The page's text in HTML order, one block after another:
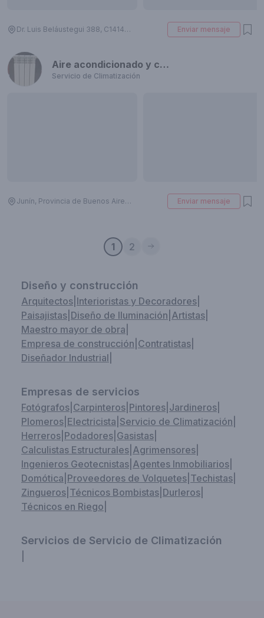
Dr. Luis Beláustegui 388, C1414 Villa Crespo, Cdad. Autónoma de Buenos Aires, Argentina Enviar mensaje
Aire acondicionado y calefacción
Servicio de Climatización
Junín, Provincia de Buenos Aires, Argentina Enviar mensaje
1 2
Diseño y construcción
Arquitectos Interioristas y Decoradores
Paisajistas Diseño de Iluminación Artistas
Maestro mayor de obra
Empresa de construcción Contratistas
Diseñador Industrial
Empresas de servicios
Fotógrafos Carpinteros Pintores Jardineros
Plomeros Electricista Servicio de Climatización
Herreros Podadores Gasistas
Calculistas Estructurales Agrimensores
Ingenieros Geotecnistas Agentes Inmobiliarios
Domótica Proveedores de Volquetes Techistas
Zingueros Técnicos Bombistas Durleros
Técnicos en Riego
Servicios de Servicio de Climatización